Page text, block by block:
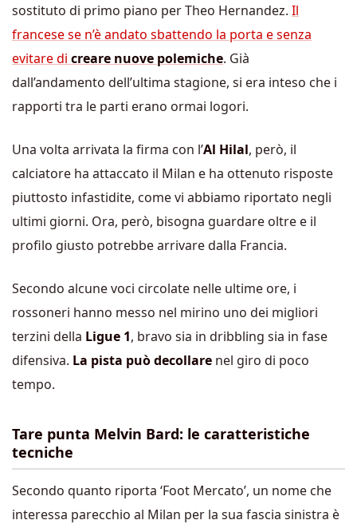
sostituto di primo piano per Theo Hernandez. Il
francese se n’è andato sbattendo la porta e senza
evitare di creare nuove polemiche. Già
dall’andamento dell’ultima stagione, si era inteso che i
rapporti tra le parti erano ormai logori.
Una volta arrivata la firma con l’Al Hilal, però, il
calciatore ha attaccato il Milan e ha ottenuto risposte
piuttosto infastidite, come vi abbiamo riportato negli
ultimi giorni. Ora, però, bisogna guardare oltre e il
profilo giusto potrebbe arrivare dalla Francia.
Secondo alcune voci circolate nelle ultime ore, i
rossoneri hanno messo nel mirino uno dei migliori
terzini della Ligue 1, bravo sia in dribbling sia in fase
difensiva. La pista può decollare nel giro di poco
tempo.
Tare punta Melvin Bard: le caratteristiche
tecniche
Secondo quanto riporta ‘Foot Mercato’, un nome che
interessa parecchio al Milan per la sua fascia sinistra è